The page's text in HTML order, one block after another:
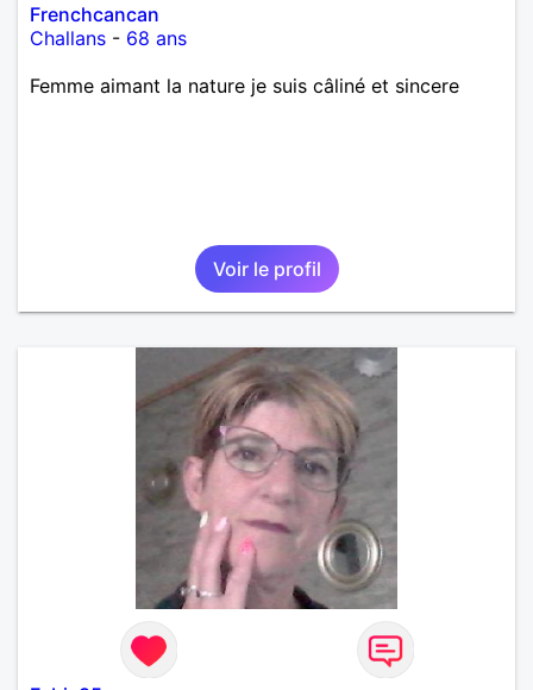
Frenchcancan
Challans - 68 ans
Femme aimant la nature je suis câliné et sincere
Voir le profil